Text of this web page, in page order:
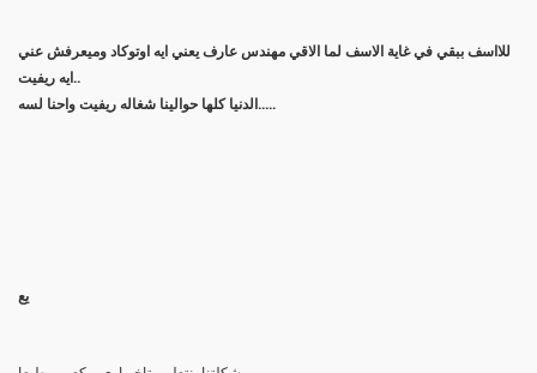
للااسف ببقي في غاية الاسف لما الاقي مهندس عارف يعني ايه اوتوكاد وميعرفش عني
ايه ريفيت..
الدنيا كلها حوالينا شغاله ريفيت واحنا لسه.....
يع